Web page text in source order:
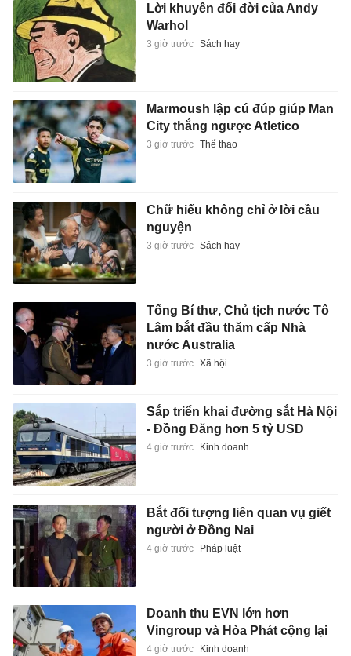
Lời khuyên đổi đời của Andy
Warhol
3 giờ trước Sách hay
Marmoush lập cú đúp giúp Man
City thắng ngược Atletico
3 giờ trước Thể thao
Chữ hiếu không chỉ ở lời cầu
nguyện
3 giờ trước Sách hay
Tổng Bí thư, Chủ tịch nước Tô
Lâm bắt đầu thăm cấp Nhà
nước Australia
3 giờ trước Xã hội
Sắp triển khai đường sắt Hà Nội
- Đồng Đăng hơn 5 tỷ USD
4 giờ trước Kinh doanh
Bắt đối tượng liên quan vụ giết
người ở Đồng Nai
4 giờ trước Pháp luật
Doanh thu EVN lớn hơn
Vingroup và Hòa Phát cộng lại
4 giờ trước Kinh doanh